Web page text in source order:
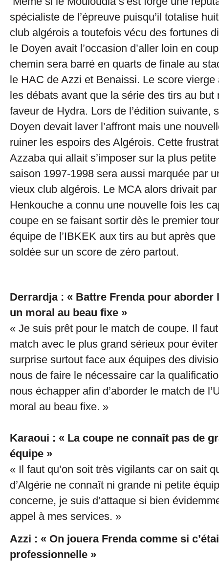
spécialiste de l’épreuve puisqu’il totalise
club algérois a toutefois vécu des fortunes
le Doyen avait l’occasion d’aller loin en
chemin sera barré en quarts de finale au
le HAC de Azzi et Benaissi. Le score
les débats avant que la série des tirs au but
faveur de Hydra. Lors de l’édition suivante,
Doyen devait laver l’affront mais une
ruiner les espoirs des Algérois. Cette
Azzaba qui allait s’imposer sur la plus
saison 1997-1998 sera aussi marquée par
vieux club algérois. Le MCA alors drivait
Henkouche a connu une nouvelle fois les
coupe en se faisant sortir dès le premier
équipe de l’IBKEK aux tirs au but après que
soldée sur un score de zéro partout.
Derrardja : « Battre Frenda pour aborder
un moral au beau fixe »
« Je suis prêt pour le match de coupe. Il
match avec le plus grand sérieux pour
surprise surtout face aux équipes des
nous de faire le nécessaire car la
nous échapper afin d’aborder le match de
moral au beau fixe. »
Karaoui : « La coupe ne connaît pas de
équipe »
« Il faut qu’on soit très vigilants car on sait
d’Algérie ne connaît ni grande ni petite
concerne, je suis d’attaque si bien
appel à mes services. »
Azzi : « On jouera Frenda comme si
professionnelle »